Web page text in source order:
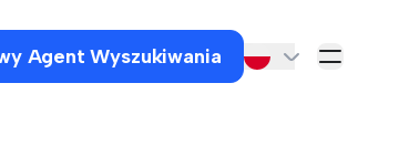
Agent Wyszukiwania